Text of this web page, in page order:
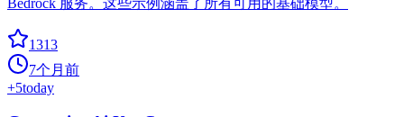
1313
7个月前
+5today